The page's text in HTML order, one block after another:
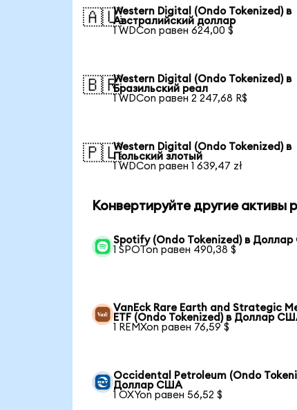
🇦🇺Western Digital (Ondo Tokenized) в
Австралийский доллар
1 WDCon равен 624,00 $
🇧🇷Western Digital (Ondo Tokenized) в
Бразильский реал
1 WDCon равен 2 247,68 R$
🇵🇱Western Digital (Ondo Tokenized) в
Польский злотый
1 WDCon равен 1 639,47 zł
Конвертируйте другие активы
Spotify (Ondo Tokenized) в
1 SPOTon равен 490,38 $
VanEck Rare Earth and Strategic
ETF (Ondo Tokenized) в Доллар
1 REMXon равен 76,59 $
Occidental Petroleum (Ondo
Доллар США
1 OXYon равен 56,52 $